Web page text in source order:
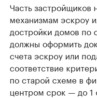
Часть застройщиков
механизмам эскроу
достройки домов по
должны оформить
счета эскроу или
соответствие
по старой схеме в
центром срок — до 1